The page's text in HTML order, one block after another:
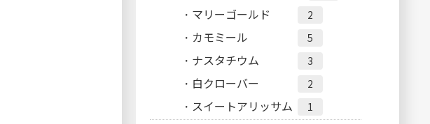
マリーゴールド 2
カモミール 5
ナスタチウム 3
白クローバー 2
スイートアリッサム 1